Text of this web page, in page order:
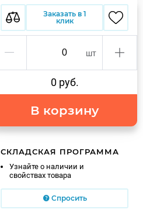
Заказать в 1
клик
шт
0 руб.
В корзину
СКЛАДСКАЯ ПРОГРАММА
Узнайте о наличии и
свойствах товара
Спросить